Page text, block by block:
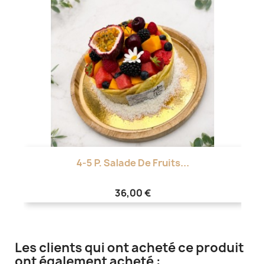
4-5 P. Salade De Fruits...
36,00 €
Les clients qui ont acheté ce produit